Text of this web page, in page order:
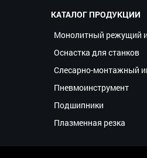
КАТАЛОГ ПРОДУКЦИИ
Монолитный режущий
Оснастка для станков
Слесарно-монтажный
Пневмоинструмент
Подшипники
Плазменная резка